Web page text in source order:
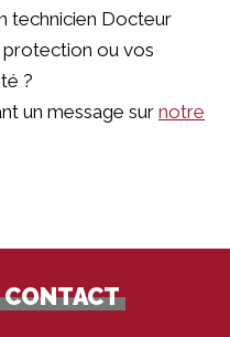
technicien Docteur
protection ou vos
?
un message surnotre